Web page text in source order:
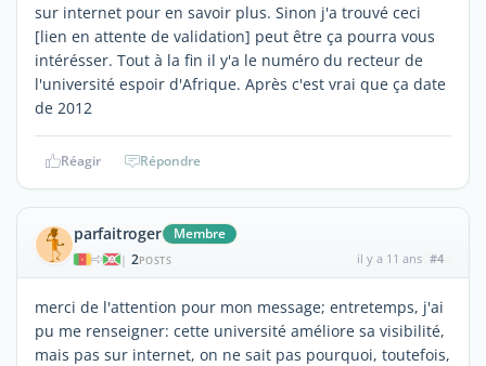
sur internet pour en savoir plus. Sinon j'a trouvé ceci
[lien en attente de validation] peut être ça pourra vous
intérésser. Tout à la fin il y'a le numéro du recteur de
l'université espoir d'Afrique. Après c'est vrai que ça date
de 2012
Réagir Répondre
parfaitroger Membre
| 2POSTS il y a 11 ans #4
merci de l'attention pour mon message; entretemps, j'ai
pu me renseigner: cette université améliore sa visibilité,
mais pas sur internet, on ne sait pas pourquoi, toutefois,